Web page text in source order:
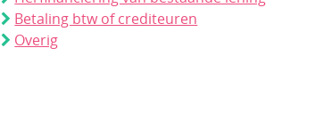
Betaling btw of crediteuren
Overig